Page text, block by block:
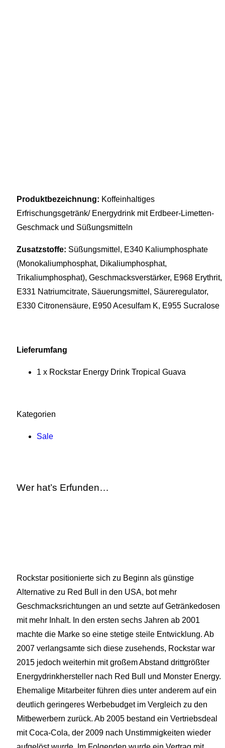
Produktbezeichnung: ‎ Koffeinhaltiges
Erfrischungsgetränk/ Energydrink mit Erdbeer-Limetten-
Geschmack und Süßungsmitteln
Zusatzstoffe: ‎ Süßungsmittel, E340 Kaliumphosphate
(Monokaliumphosphat, Dikaliumphosphat,
Trikaliumphosphat), Geschmacksverstärker, E968 Erythrit,
E331 Natriumcitrate, Säuerungsmittel, Säureregulator,
E330 Citronensäure, E950 Acesulfam K, E955 Sucralose
Lieferumfang
1 x Rockstar Energy Drink Tropical Guava
Kategorien
Sale
Wer hat’s Erfunden…
Rockstar positionierte sich zu Beginn als günstige
Alternative zu Red Bull in den USA, bot mehr
Geschmacksrichtungen an und setzte auf Getränkedosen
mit mehr Inhalt. In den ersten sechs Jahren ab 2001
machte die Marke so eine stetige steile Entwicklung. Ab
2007 verlangsamte sich diese zusehends, Rockstar war
2015 jedoch weiterhin mit großem Abstand drittgrößter
Energydrinkhersteller nach Red Bull und Monster Energy.
Ehemalige Mitarbeiter führen dies unter anderem auf ein
deutlich geringeres Werbebudget im Vergleich zu den
Mitbewerbern zurück. Ab 2005 bestand ein Vertriebsdeal
mit Coca-Cola, der 2009 nach Unstimmigkeiten wieder